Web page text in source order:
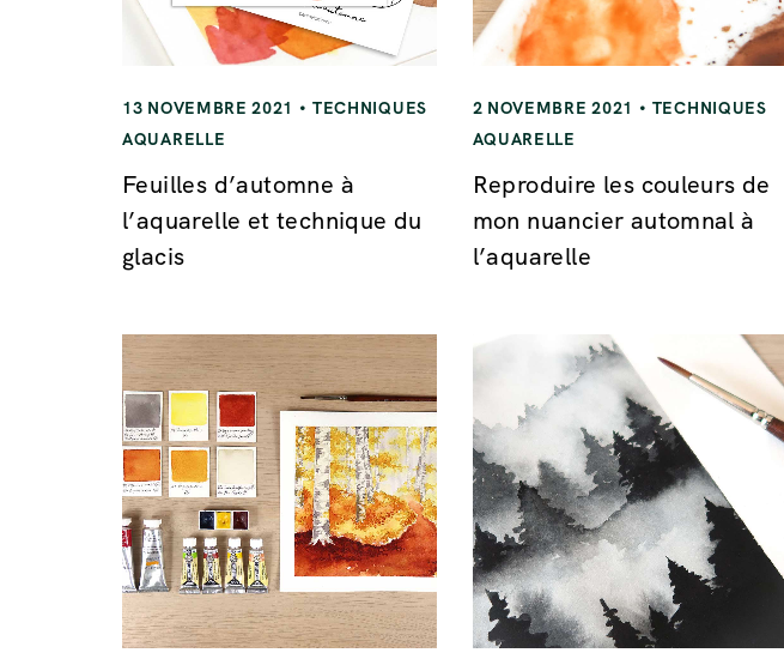
13 NOVEMBRE 2021
TECHNIQUES
AQUARELLE
Feuilles d’automne à
l’aquarelle et technique du
glacis
2 NOVEMBRE 2021
TECHNIQUES
AQUARELLE
Reproduire les couleurs de
mon nuancier automnal à
l’aquarelle